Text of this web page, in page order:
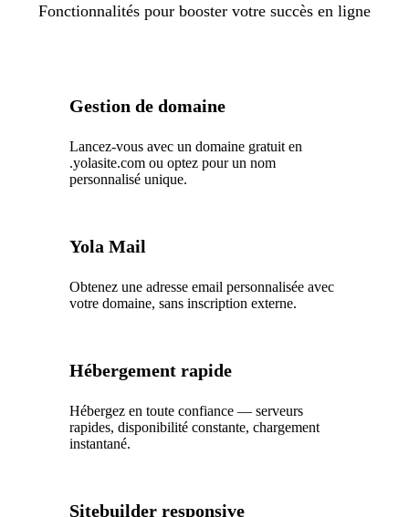
Fonctionnalités pour booster votre succès en ligne
Gestion de domaine
Lancez-vous avec un domaine gratuit en
.yolasite.com ou optez pour un nom
personnalisé unique.
Yola Mail
Obtenez une adresse email personnalisée avec
votre domaine, sans inscription externe.
Hébergement rapide
Hébergez en toute confiance — serveurs
rapides, disponibilité constante, chargement
instantané.
Sitebuilder responsive